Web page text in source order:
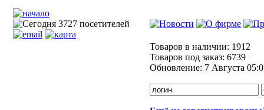
Товаров в наличии: 1912
Товаров под заказ: 6739
Обновление: 7 Августа